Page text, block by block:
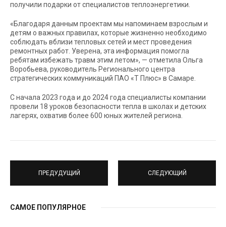
получили подарки от специалистов теплоэнергетики.
«Благодаря данным проектам мы напоминаем взрослым и
детям о важных правилах, которые жизненно необходимо
соблюдать вблизи тепловых сетей и мест проведения
ремонтных работ. Уверена, эта информация помогла
ребятам избежать травм этим летом», — отметила Ольга
Воробьева, руководитель Регионального центра
стратегических коммуникаций ПАО «Т Плюс» в Самаре.
С начала 2023 года и до 2024 года специалисты компании
провели 18 уроков безопасности тепла в школах и детских
лагерях, охватив более 600 юных жителей региона.
ПРЕДУДУЩИЙ СЛЕДУЮЩИЙ
САМОЕ ПОПУЛЯРНОЕ